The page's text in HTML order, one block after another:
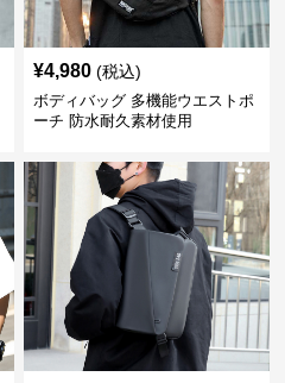
¥4,980 (税込)
ボディバッグ 多機能ウエストポ
ーチ 防水耐久素材使用